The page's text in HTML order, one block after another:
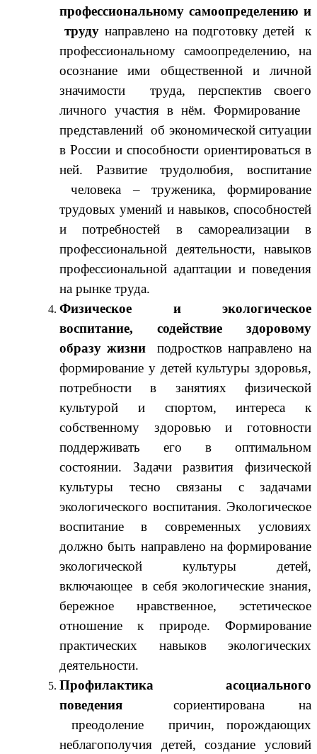
профессиональному самоопределению и
труду направлено на подготовку детей к
профессиональному самоопределению, на
осознание ими общественной и личной
значимости труда, перспектив своего
личного участия в нём. Формирование
представлений об экономической ситуации
в России и способности ориентироваться в
ней. Развитие трудолюбия, воспитание
человека – труженика, формирование
трудовых умений и навыков, способностей
и потребностей в самореализации в
профессиональной деятельности, навыков
профессиональной адаптации и поведения
на рынке труда.
Физическое и экологическое
воспитание, содействие здоровому
образу жизни
подростков направлено на
формирование у детей культуры здоровья,
потребности в занятиях физической
культурой и спортом, интереса к
собственному здоровью и готовности
поддерживать его в оптимальном
состоянии. Задачи развития физической
культуры тесно связаны с задачами
экологического воспитания. Экологическое
воспитание в современных условиях
должно быть направлено на формирование
экологической культуры детей,
включающее в себя экологические знания,
бережное нравственное, эстетическое
отношение к природе. Формирование
практических навыков экологических
деятельности.
Профилактика асоциального
поведения
сориентирована на
преодоление причин, порождающих
неблагополучия детей, создание условий